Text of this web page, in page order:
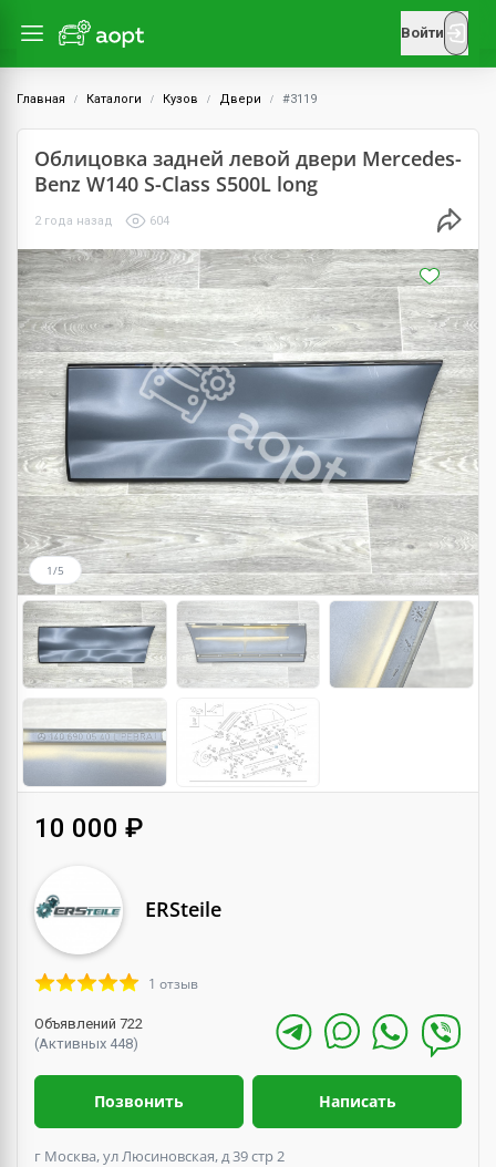
Войти
Главная Каталоги Кузов Двери #3119
Облицовка задней левой двери Mercedes-
Benz W140 S-Class S500L long
2 года назад 604
1/5
10 000 ₽
ERSteile
1 отзыв
Объявлений 722
(Активных 448)
Позвонить Написать
г Москва, ул Люсиновская, д 39 стр 2